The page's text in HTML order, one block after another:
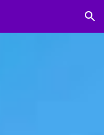
Skip to navigation